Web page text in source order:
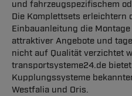
und fahrzeugspezifischem
Die Komplettsets erleichtern
Einbauanleitung die
attraktiver Angebote und
nicht auf Qualität verzichtet
transportsysteme24.de
Kupplungssysteme
Westfalia und Oris.